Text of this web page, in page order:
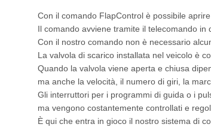
Con il comando FlapControl è possibile
Il comando avviene tramite il telecomando in
Con il nostro comando non è necessario
La valvola di scarico installata nel veicolo è
Quando la valvola viene aperta e chiusa
ma anche la velocità, il numero di giri, la
Gli interruttori per i programmi di guida o i
ma vengono costantemente controllati e
È qui che entra in gioco il nostro sistema di